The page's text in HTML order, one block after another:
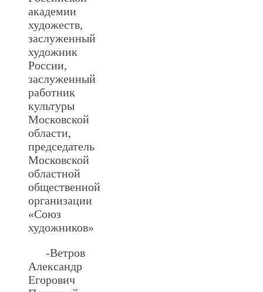
академии
художеств,
заслуженный
художник
России,
заслуженный
работник
культуры
Московской
области,
председатель
Московской
областной
общественной
организации
«Союз
художников»
-Ветров
Александр
Егорович